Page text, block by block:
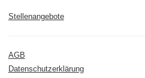
Stellenangebote
AGB
Datenschutzerklärung